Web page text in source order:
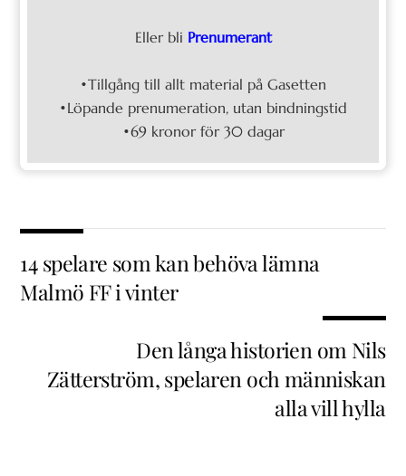
Eller bli Prenumerant
•Tillgång till allt material på Gasetten
•Löpande prenumeration, utan bindningstid
•69 kronor för 30 dagar
14 spelare som kan behöva lämna
Malmö FF i vinter
Den långa historien om Nils
Zätterström, spelaren och människan
alla vill hylla